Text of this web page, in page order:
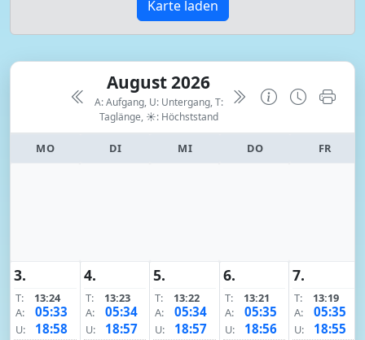
Karte laden
August 2026
A: Aufgang, U: Untergang, T:
Taglänge, ☀: Höchststand
MO DI MI DO FR
3.
T:
13:24
A:
05:33
U: 18:58
4.
T:
13:23
A:
05:34
U: 18:57
5.
T:
13:22
A:
05:34
U: 18:57
6.
T:
13:21
A:
05:35
U: 18:56
7.
T:
13:19
A:
05:35
U: 18:55